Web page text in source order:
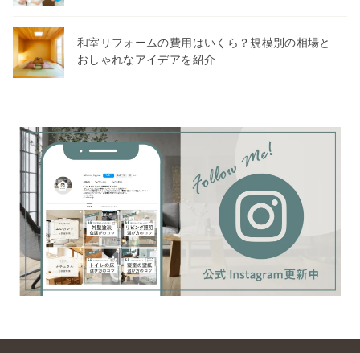
和室リフォームの費用はいくら？規模別の相場と
おしゃれなアイデアを紹介